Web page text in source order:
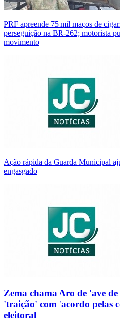
PRF apreende 75 mil maços de
perseguição na BR-262; motorista
movimento
Ação rápida da Guarda Municipal
engasgado
Zema chama Aro de 'ave
'traição' com 'acordo pelas
eleitoral